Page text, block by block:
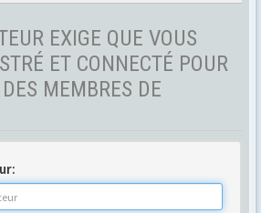
EXIGE QUE VOUS
ET CONNECTÉ POUR
MEMBRES DE